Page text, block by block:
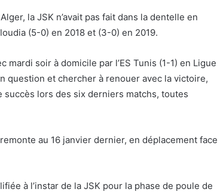
la JSK n’avait pas fait dans la dentelle en
(5-0) en 2018 et (3-0) en 2019.
mardi soir à domicile par l’ES Tunis (1-1) en Ligue
question et chercher à renouer avec la victoire,
succès lors des six derniers matchs, toutes
au 16 janvier dernier, en déplacement face
à l’instar de la JSK pour la phase de poule de